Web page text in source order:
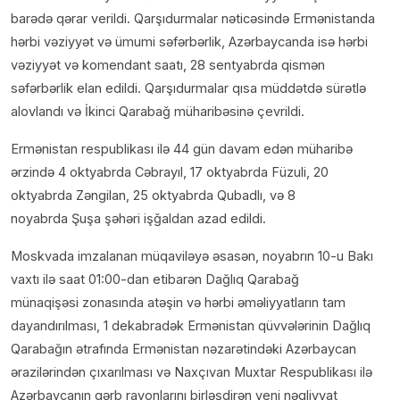
barədə qərar verildi. Qarşıdurmalar nəticəsində Ermənistanda
hərbi vəziyyət və ümumi səfərbərlik, Azərbaycanda isə hərbi
vəziyyət və komendant saatı, 28 sentyabrda qismən
səfərbərlik elan edildi. Qarşıdurmalar qısa müddətdə sürətlə
alovlandı və İkinci Qarabağ müharibəsinə çevrildi.
Ermənistan respublikası ilə 44 gün davam edən müharibə
ərzində 4 oktyabrda Cəbrayıl, 17 oktyabrda Füzuli, 20
oktyabrda Zəngilan, 25 oktyabrda Qubadlı, və 8
noyabrda Şuşa şəhəri işğaldan azad edildi.
Moskvada imzalanan müqaviləyə əsasən, noyabrın 10-u Bakı
vaxtı ilə saat 01:00-dan etibarən Dağlıq Qarabağ
münaqişəsi zonasında atəşin və hərbi əməliyyatların tam
dayandırılması, 1 dekabradək Ermənistan qüvvələrinin Dağlıq
Qarabağın ətrafında Ermənistan nəzarətindəki Azərbaycan
ərazilərindən çıxarılması və Naxçıvan Muxtar Respublikası ilə
Azərbaycanın qərb rayonlarını birləşdirən yeni nəqliyyat